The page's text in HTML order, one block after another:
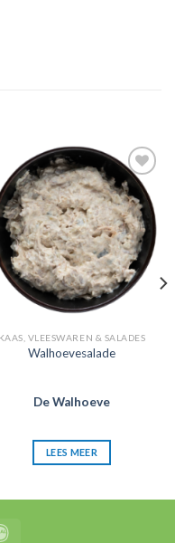
KAAS, VLEESWAREN & SALADES
Walhoevesalade
De Walhoeve
LEES MEER